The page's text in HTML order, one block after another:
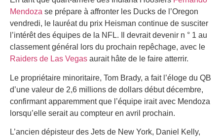
Mendoza se prépare à affronter les Ducks de l’Oregon
vendredi, le lauréat du prix Heisman continue de susciter
l’intérêt des équipes de la NFL. Il devrait devenir n ° 1 au
classement général lors du prochain repêchage, avec le
Raiders de Las Vegas aurait hâte de le faire atterrir.
Le propriétaire minoritaire, Tom Brady, a fait l’éloge du QB
d’une valeur de 2,6 millions de dollars début décembre,
confirmant apparemment que l’équipe irait avec Mendoza
lorsqu’elle serait au compteur en avril prochain.
L’ancien dépisteur des Jets de New York, Daniel Kelly,